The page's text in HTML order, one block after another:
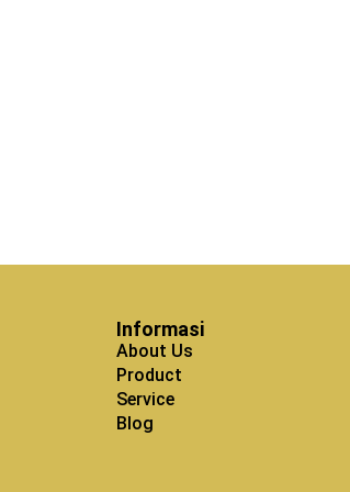
Informasi
About Us
Product
Service
Blog